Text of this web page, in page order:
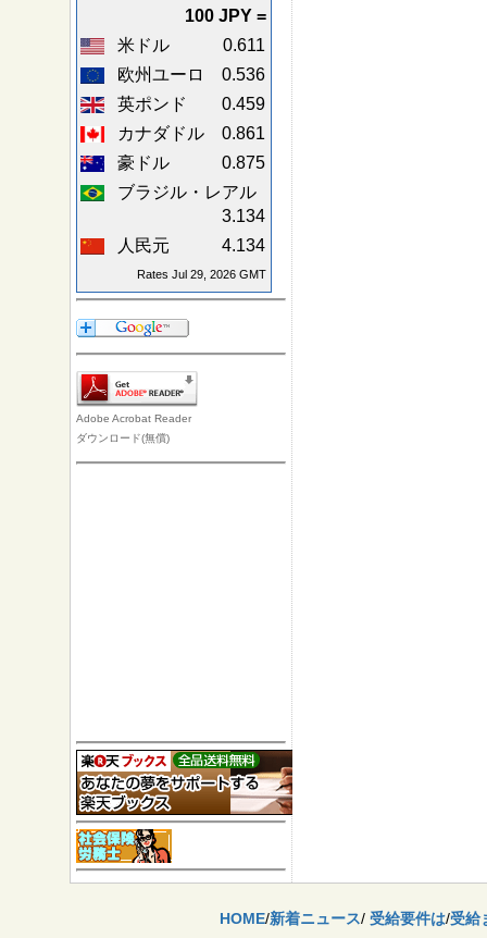
100 JPY =
米ドル
0.611
欧州ユーロ
0.536
英ポンド
0.459
カナダドル
0.861
豪ドル
0.875
ブラジル・レアル
3.134
人民元
4.134
Rates Jul 29, 2026 GMT
Adobe Acrobat Reader
ダウンロード(無償)
HOME/新着ニュース/ 受給要件は/受給